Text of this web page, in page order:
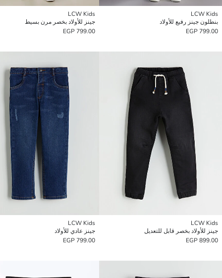
LCW Kids
بنطلون جينز رفيع للأولاد
799.00 EGP
LCW Kids
جينز للأولاد بخصر مرن بسيط
799.00 EGP
LCW Kids
جينز للأولاد بخصر قابل للتعديل
899.00 EGP
LCW Kids
جينز عادي للأولاد
799.00 EGP